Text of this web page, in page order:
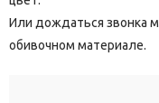
Или дождаться звонка
обивочном материале.